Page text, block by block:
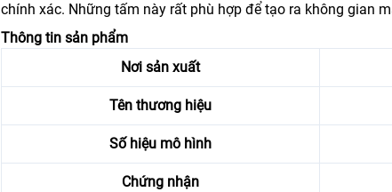
chính xác. Những tấm này rất phù hợp để tạo ra không gian
Thông tin sản phẩm
Nơi sản xuất
Tên thương hiệu
Số hiệu mô hình
Chứng nhận